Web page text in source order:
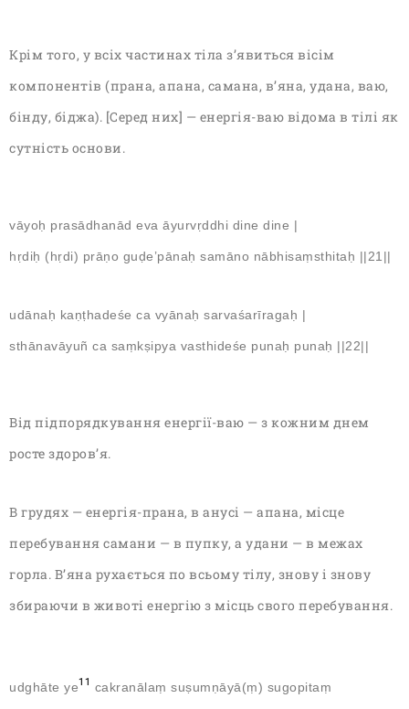
Крім того, у всіх частинах тіла з’явиться вісім
компонентів (прана, апана, самана, в’яна, удана, ваю,
бінду, біджа). [Серед них] — енергія-ваю відома в тілі як
сутність основи.
vāyoḥ prasādhanād eva āyurvṛddhi dine dine |
hṛdiḥ (hṛdi) prāṇo guḍe’pānaḥ samāno nābhisaṃsthitaḥ ||21||
udānaḥ kaṇṭhadeśe ca vyānaḥ sarvaśarīragaḥ |
sthānavāyuñ ca saṃkṣipya vasthideśe punaḥ punaḥ ||22||
Від підпорядкування енергії-ваю — з кожним днем
росте здоров’я.
В грудях — енергія-прана, в анусі — апана, місце
перебування самани — в пупку, а удани — в межах
горла. В’яна рухається по всьому тілу, знову і знову
збираючи в животі енергію з місць свого перебування.
udghāte ye11 cakranālaṃ suṣumṇāyā(ṃ) sugopitaṃ